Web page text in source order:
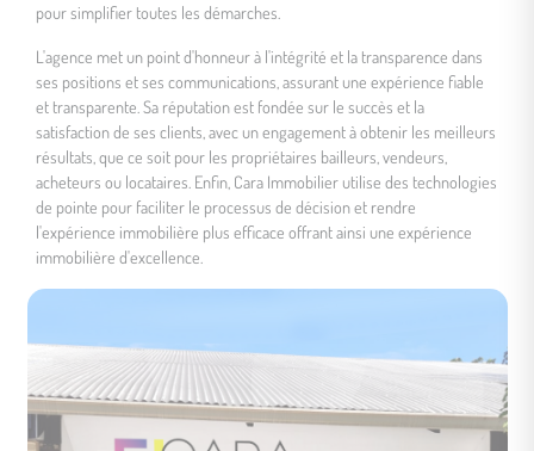
pour simplifier toutes les démarches.
L'agence met un point d'honneur à l'intégrité et la transparence dans
ses positions et ses communications, assurant une expérience fiable
et transparente. Sa réputation est fondée sur le succès et la
satisfaction de ses clients, avec un engagement à obtenir les meilleurs
résultats, que ce soit pour les propriétaires bailleurs, vendeurs,
acheteurs ou locataires. Enfin, Cara Immobilier utilise des technologies
de pointe pour faciliter le processus de décision et rendre
l'expérience immobilière plus efficace offrant ainsi une expérience
immobilière d'excellence.